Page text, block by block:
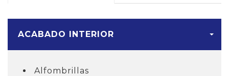
ACABADO INTERIOR
Alfombrillas